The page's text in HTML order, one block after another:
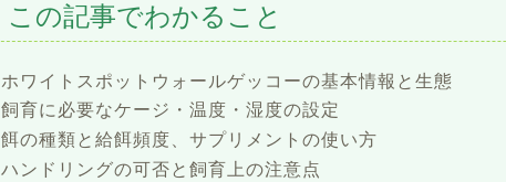
この記事でわかること
ホワイトスポットウォールゲッコーの基本情報と生態
飼育に必要なケージ・温度・湿度の設定
餌の種類と給餌頻度、サプリメントの使い方
ハンドリングの可否と飼育上の注意点